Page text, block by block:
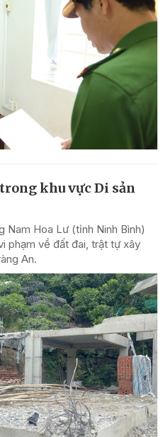
khu vực Di sản
Nam Hoa Lư (tỉnh Ninh Bình)
phạm về đất đai, trật tự xây
An.